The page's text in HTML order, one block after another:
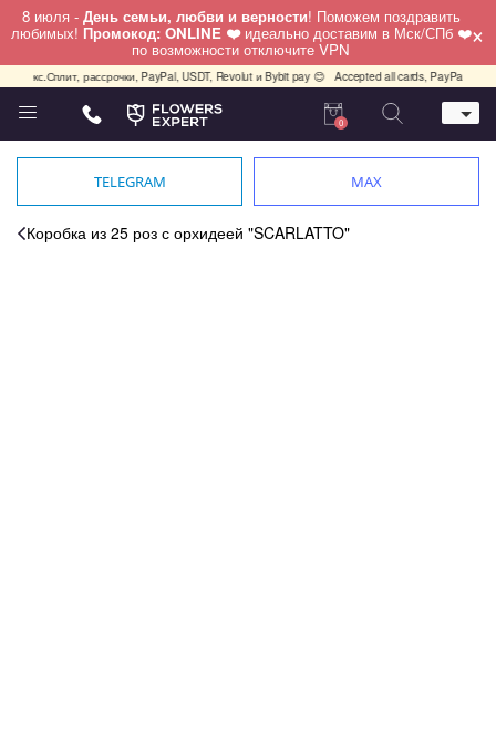
8 июля - День семьи, любви и верности! Поможем поздравить
любимых! Промокод: ONLINE ❤️ идеально доставим в Мск/СПб ❤️
по возможности отключите VPN ×
рассрочки, PayPal, USDT, Revolut и Bybit pay 😊 Accepted all cards, PayPal, USDT,
Телефон
+7 (495) 982-55-05
0
TELEGRAM MAX
Коробка из 25 роз с орхидеей "SCARLATTO"